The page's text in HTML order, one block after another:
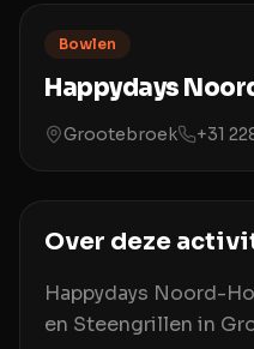
Bowlen
Happydays
Grootebroek +31
Over deze
Happydays Noord-
en Steengrillen in